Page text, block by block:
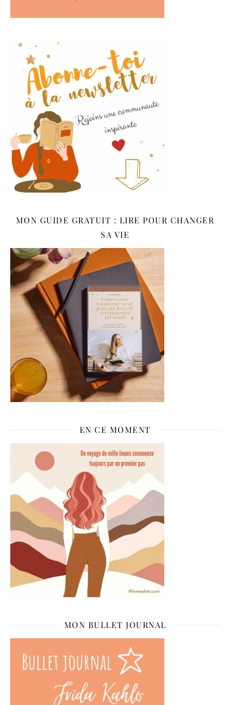
MON GUIDE GRATUIT : LIRE POUR CHANGER
SA VIE
EN CE MOMENT
MON BULLET JOURNAL